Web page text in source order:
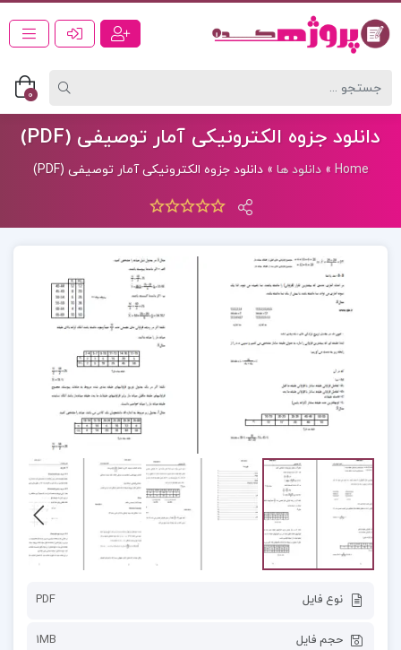
0
دانلود جزوه الکترونیکی آمار توصیفی (PDF)
Home
»دانلود ها »دانلود جزوه الکترونیکی آمار توصیفی (PDF)
نوع فایل PDF
حجم فایل 1MB